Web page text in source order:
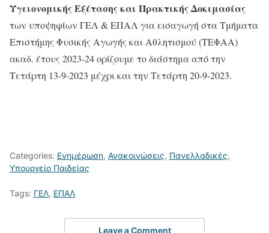
Υγειονομικής Εξέτασης και Πρακτικής Δοκιμασίας
των υποψηφίων ΓΕΛ & ΕΠΑΛ για εισαγωγή στα Τμήματα
Επιστήμης Φυσικής Αγωγής και Αθλητισμού (ΤΕΦΑΑ)
ακαδ. έτους 2023-24 ορίζουμε το διάστημα από την
Τετάρτη 13-9-2023 μέχρι και την Τετάρτη 20-9-2023.
Categories: Ενημέρωση, Ανακοινώσεις, Πανελλαδικές,
Υπουργείο Παιδείας
Tags: ΓΕΛ, ΕΠΑΛ
Leave a Comment